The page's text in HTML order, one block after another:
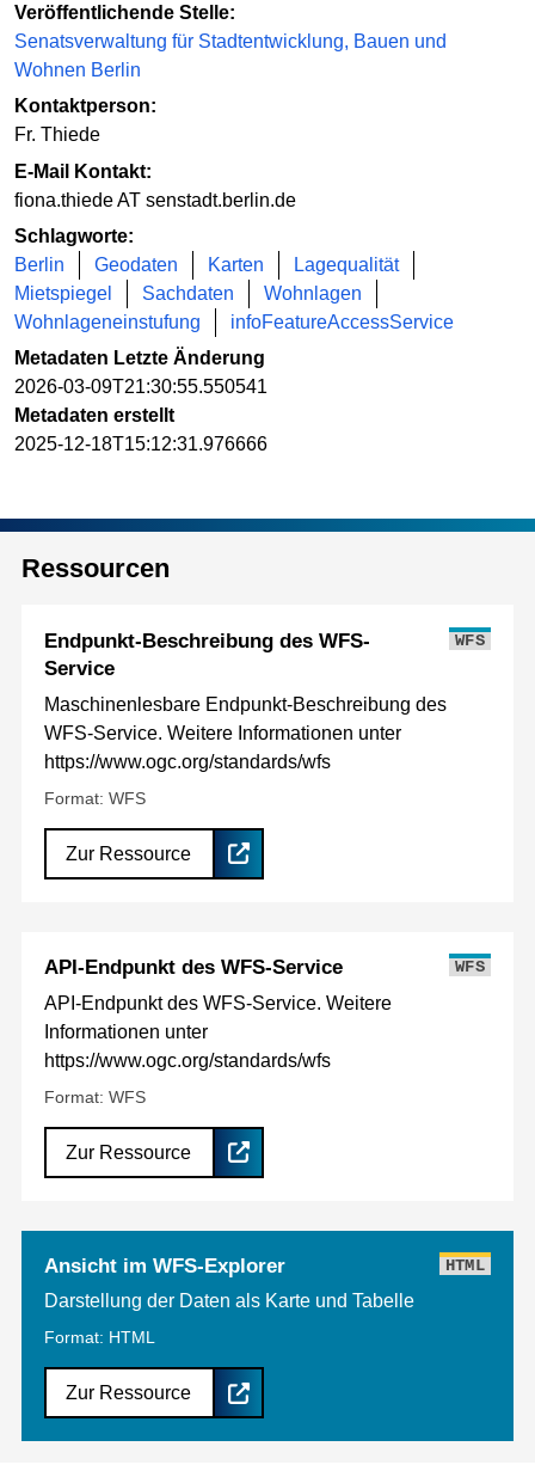
Veröffentlichende Stelle:
Senatsverwaltung für Stadtentwicklung, Bauen und
Wohnen Berlin
Kontaktperson:
Fr. Thiede
E-Mail Kontakt:
fiona.thiede AT senstadt.berlin.de
Schlagworte:
Berlin
Geodaten Karten
Lagequalität
Mietspiegel
Sachdaten
Wohnlagen
Wohnlageneinstufung
infoFeatureAccessService
Metadaten Letzte Änderung
2026-03-09T21:30:55.550541
Metadaten erstellt
2025-12-18T15:12:31.976666
Ressourcen
Endpunkt-Beschreibung des WFS-
Service
WFS
Maschinenlesbare Endpunkt-Beschreibung des
WFS-Service. Weitere Informationen unter
https://www.ogc.org/standards/wfs
Format: WFS
Zur Ressource
API-Endpunkt des WFS-Service WFS
API-Endpunkt des WFS-Service. Weitere
Informationen unter
https://www.ogc.org/standards/wfs
Format: WFS
Zur Ressource
Ansicht im WFS-Explorer HTML
Darstellung der Daten als Karte und Tabelle
Format: HTML
Zur Ressource